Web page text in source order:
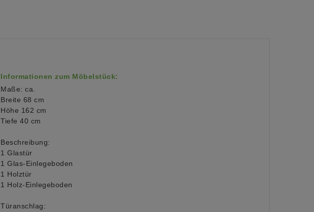
Informationen zum Möbelstück:
Maße: ca.
Breite 68 cm
Höhe 162 cm
Tiefe 40 cm
Beschreibung:
1 Glastür
1 Glas-Einlegeboden
1 Holztür
1 Holz-Einlegeboden
Türanschlag: